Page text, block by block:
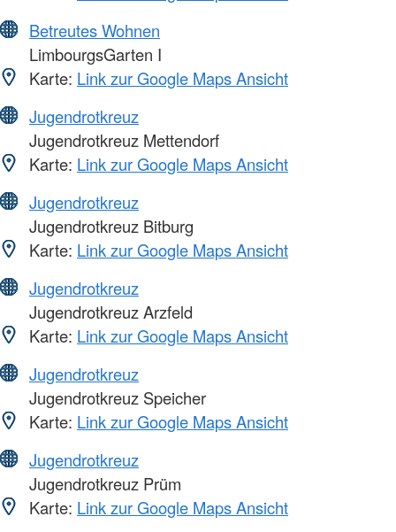
Betreutes Wohnen
LimbourgsGarten I
Karte: Link zur Google Maps Ansicht
Jugendrotkreuz
Jugendrotkreuz Mettendorf
Karte: Link zur Google Maps Ansicht
Jugendrotkreuz
Jugendrotkreuz Bitburg
Karte: Link zur Google Maps Ansicht
Jugendrotkreuz
Jugendrotkreuz Arzfeld
Karte: Link zur Google Maps Ansicht
Jugendrotkreuz
Jugendrotkreuz Speicher
Karte: Link zur Google Maps Ansicht
Jugendrotkreuz
Jugendrotkreuz Prüm
Karte: Link zur Google Maps Ansicht